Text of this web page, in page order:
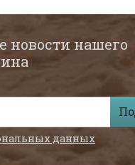
новости нашего
данных